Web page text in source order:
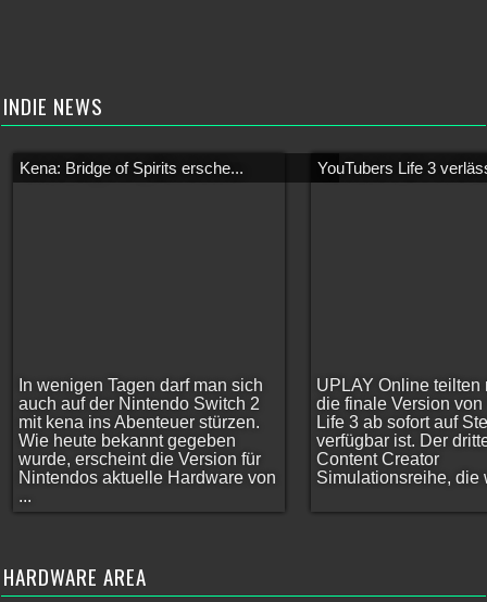
INDIE NEWS
Kena: Bridge of Spirits ersche...
In wenigen Tagen darf man sich
auch auf der Nintendo Switch 2
mit kena ins Abenteuer stürzen.
Wie heute bekannt gegeben
wurde, erscheint die Version für
Nintendos aktuelle Hardware von
...
YouTubers Life 3
UPLAY Online teilten
die finale Version von
Life 3 ab sofort auf
verfügbar ist. Der
Content Creator
Simulationsreihe, die
HARDWARE AREA